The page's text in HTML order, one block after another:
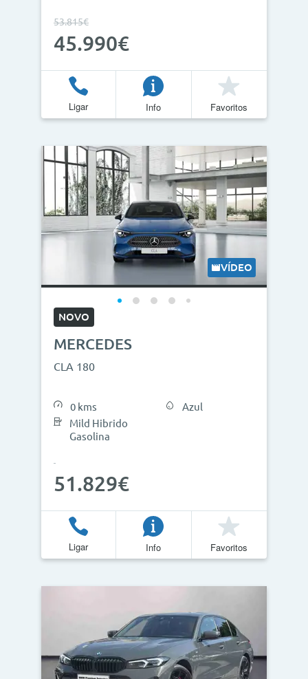
53.815€
45.990€
Ligar Info Favoritos
VÍDEO
NOVO
MERCEDES
CLA 180
0 kms
Mild Hibrido
Gasolina
Azul
51.829€
Ligar Info Favoritos